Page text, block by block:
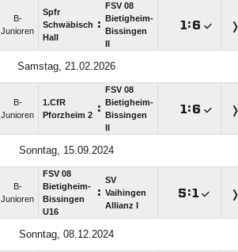
B-
Junioren
Spfr
Schwäbisch
Hall
:
FSV 08
Bietigheim-
Bissingen
:
Samstag, 21.02.2026
B-
Junioren
1.CfR
Pforzheim 2 :
FSV 08
Bietigheim-
Bissingen
:
Sonntag, 15.09.2024
B-
Junioren
FSV 08
Bietigheim-
Bissingen
U16
:
SV
Vaihingen
Allianz I
:
Sonntag, 08.12.2024